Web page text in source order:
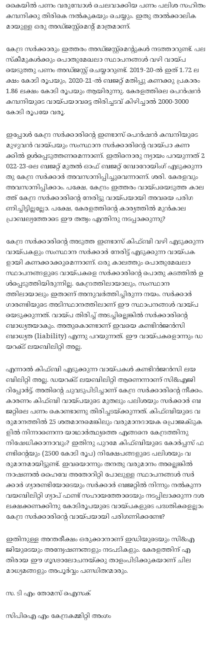
കൈയിൽ പണം വരുമ്പോൾ ചെലവാക്കിയ പണം പലിശ സഹിതം
കമ്പനിക്കു തിരികെ നൽകുകയും ചെയ്യും. ഇതു താൽക്കാലിക
മായുള്ള ഒരു അഡ്ജസ്റ്റ്മെന്റ് മാത്രമാണ്.
കേന്ദ്ര സർക്കാരും ഇത്തരം അഡ്ജസ്റ്റ്മെന്റുകൾ നടത്താറുണ്ട്. പല
സ്കീമുകൾക്കും പൊതുമേഖലാ സ്ഥാപനങ്ങൾ വഴി വായ്പ
യെടുത്തു പണം അഡ്ജസ്റ്റ് ചെയ്യാറുണ്ട്. 2019-20-ൽ ഇത് 1.72 ല
ക്ഷം കോടി രൂപയും, 2020-21-ൽ ബജറ്റ് മതിപ്പു കണക്കു പ്രകാരം
1.86 ലക്ഷം കോടി രൂപയും ആയിരുന്നു. കേരളത്തിലെ പെൻഷൻ
കമ്പനിയുടെ വായ്പയാവട്ടെ തിരിച്ചടവ് കിഴിച്ചാൽ 2000-3000
കോടി രൂപയേ വരൂ.
ഇപ്പോൾ കേന്ദ്ര സർക്കാരിന്റെ ഇണ്ടാസ് പെൻഷൻ കമ്പനിയുടെ
മുഴുവൻ വായ്പയും സംസ്ഥാന സർക്കാരിന്റെ വായ്പാ കണ
ക്കിൽ ഉൾപ്പെടുത്തണമെന്നാണ്. ഇതിനൊരു ന്യായം പറയുന്നത് 2
022-23-ലെ ബജറ്റ് മുതൽ ഓഫ് ബജറ്റ് ബോറോയിംഗ് എടുക്കുന്ന
തു കേന്ദ്ര സർക്കാർ അവസാനിപ്പിച്ചുവെന്നാണ്. ശരി. കേരളവും
അവസാനിപ്പിക്കാം. പക്ഷേ, കേന്ദ്രം ഇത്തരം വായ്പയെടുത്ത കാല
ത്ത് കേന്ദ്ര സർക്കാരിന്റെ നേരിട്ടു വായ്പയായി അവയെ പരിഗ
ണിച്ചിട്ടില്ലല്ലോ. പക്ഷേ, കേരളത്തിന്റെ കാര്യത്തിൽ മുൻകാല
പ്രാബല്യത്തോടെ ഈ തത്വം എന്തിനു നടപ്പാക്കുന്നു?
കേന്ദ്ര സർക്കാരിൻ്റെ അടുത്ത ഇണ്ടാസ് കിഫ്ബി വഴി എടുക്കുന്ന
വായ്പകളും സംസ്ഥാന സർക്കാർ നേരിട്ട് എടുക്കുന്ന വായ്പക
ളായി കണക്കാക്കുമെന്നാണ്. ഒരു കാലത്തും പൊതുമേഖലാ
സ്ഥാപനങ്ങളുടെ വായ്പകളെ സർക്കാരിൻ്റെ പൊതു കടത്തിൽ ഉ
ൾപ്പെടുത്തിയിരുന്നില്ല. കേന്ദ്രത്തിലായാലും, സംസ്ഥാന
ത്തിലായാലും ഇതാണ് അനുവർത്തിച്ചിരുന്ന നയം. സർക്കാർ
ഗാരണ്ടിയുടെ അടിസ്ഥാനത്തിലാണ് ഈ സ്ഥാപനങ്ങൾ വായ്പ
യെടുക്കുന്നത്. വായ്പ തിരിച്ച് അടച്ചില്ലെങ്കിൽ സർക്കാരിൻ്റെ
ബാധ്യതയാകും. അതുകൊണ്ടാണ് ഇവയെ കണ്ടിൻജൻസി
ബാധ്യത (liability) എന്നു പറയുന്നത്. ഈ വായ്പകളൊന്നും ഡ
യറക്ട് ലയബിലിറ്റി അല്ല.
എന്നാൽ കിഫ്ബി എടുക്കുന്ന വായ്പകൾ കണ്ടിൻജൻസി ലയ
ബിലിറ്റി അല്ല. ഡയറക്ട് ലയബിലിറ്റി ആണെന്നാണ് സി&എജി
റിപ്പോർട്ട്. അതിന്റെ ചുവടുപിടിച്ചാണ് കേന്ദ്ര സർക്കാരിന്റെ നീക്കം.
കാരണം കിഫ്ബി വായ്പയുടെ മുതലും പലിശയും സർക്കാർ ബ
ജറ്റിലെ പണം കൊണ്ടാണു തിരിച്ചടയ്ക്കുന്നത്. കിഫ്ബിയുടെ വ
രുമാനത്തിൽ 25 ശതമാനമെങ്കിലും വരുമാനദായക പ്രൊജക്ടുക
ളിൽ നിന്നാണെന്ന യാഥാർത്ഥ്യത്തെ എങ്ങനെ കേന്ദ്രത്തിനു
നിഷേധിക്കാനാവും? ഇതിനു പുറമേ കിഫ്ബിയുടെ കോർപ്പസ് ഫ
ണ്ടിന്റെയും (2500 കോടി രൂപ) നിക്ഷേപങ്ങളുടെ പലിശയും വ
രുമാനമായിട്ടുണ്ട്. ഇവയൊന്നും തനതു വരുമാനം അല്ലെങ്കിൽ
നാഷണൽ ഹൈവേ അതോറിറ്റി പോലുള്ള സ്ഥാപനങ്ങൾ സർ
ക്കാർ ഗ്യാരണ്ടിയോടെയും സർക്കാർ ബജറ്റിൽ നിന്നും നൽകുന്ന
വയബിലിറ്റി ഗ്യാപ് ഫണ്ട് സഹായത്തോടെയും നടപ്പിലാക്കുന്ന ദശ
ലക്ഷക്കണക്കിനു കോടിരൂപയുടെ വായ്പകളുടെ പദ്ധതികളെല്ലാം
കേന്ദ്ര സർക്കാരിന്റെ വായ്പയായി പരിഗണിക്കണ്ടേ?
ഇതിനുള്ള അന്തരീക്ഷം ഒരുക്കാനാണ് ഇഡിയുടെയും സി&എ
ജിയുടെയും അന്വേഷണങ്ങളും നടപടികളും. കേരളത്തിന് എ
തിരായ ഈ ഗൂഢാലോചനയ്ക്കു താളംപിടിക്കുകയാണ് ചില
മാധ്യമങ്ങളും അപൂർവ്വം പണ്ഡിതന്മാരും.
സ. ടി എം തോമസ് ഐസക്
സിപിഐ എം കേന്ദ്രകമ്മിറ്റി അംഗം